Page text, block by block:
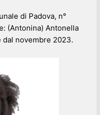
di Padova, n°
(Antonina) Antonella
novembre 2023.